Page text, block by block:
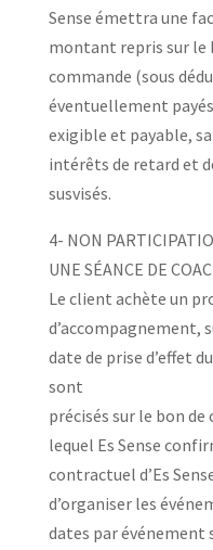
Sense émettra une
montant repris sur le
commande (sous
éventuellement
exigible et payable,
intérêts de retard et
susvisés.
4- NON
UNE SÉANCE DE
Le client achète un
d’accompagnement,
date de prise d’effet
sont
précisés sur le bon
lequel Es Sense
contractuel d’Es
d’organiser les
dates par événement